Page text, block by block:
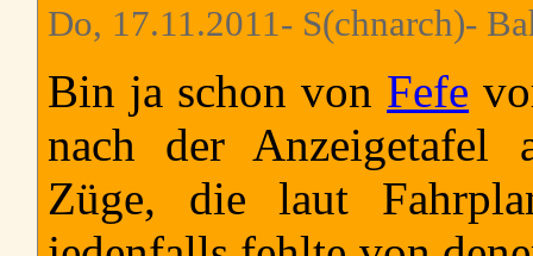
Do, 17.11.2011- S(chnarch)-
Bin ja schon von Fefe
nach der Anzeigetafel
Züge, die laut